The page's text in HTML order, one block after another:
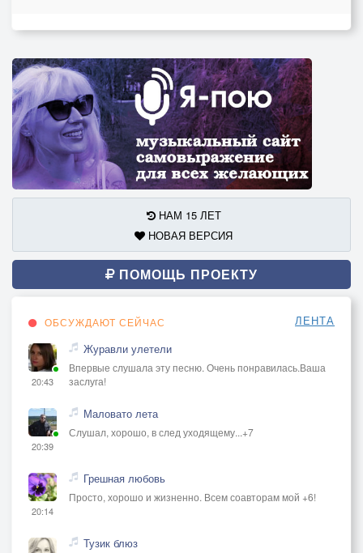
НАМ 15 ЛЕТ
НОВАЯ ВЕРСИЯ
ПОМОЩЬ ПРОЕКТУ
ОБСУЖДАЮТ СЕЙЧАС ЛЕНТА
20:43
Журавли улетели
Впервые слушала эту песню. Очень понравилась.Ваша
заслуга!
20:39
Маловато лета
Слушал, хорошо, в след уходящему...+7
20:14
Грешная любовь
Просто, хорошо и жизненно. Всем соавторам мой +6!
Тузик блюз